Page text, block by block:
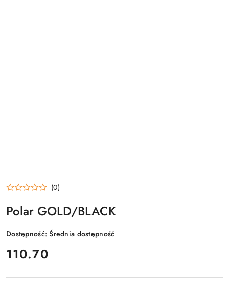
(0)
Polar GOLD/BLACK
Dostępność:Średnia dostępność
cena:
110.70